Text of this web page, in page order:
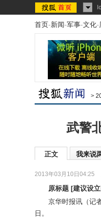
首页-新闻-军事-文化-
>
武警
正文 我来说
2013年03月10日04:25
原标题 [建议设
京华时报讯（记者
日。